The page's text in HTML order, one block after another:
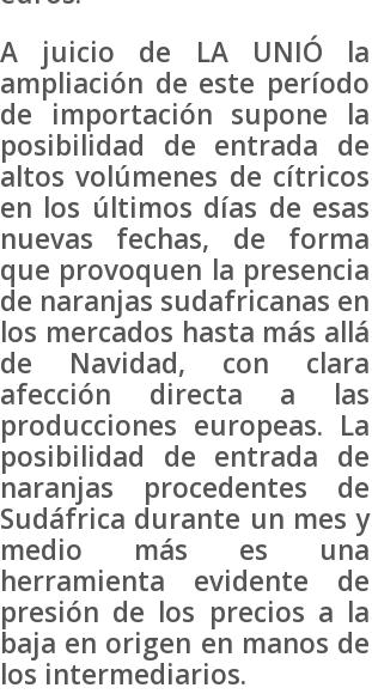
A juicio de LA UNIÓ la
ampliación de este período
de importación supone la
posibilidad de entrada de
altos volúmenes de cítricos
en los últimos días de esas
nuevas fechas, de forma
que provoquen la presencia
de naranjas sudafricanas en
los mercados hasta más allá
de Navidad, con clara
afección directa a las
producciones europeas. La
posibilidad de entrada de
naranjas procedentes de
Sudáfrica durante un mes y
medio más es una
herramienta evidente de
presión de los precios a la
baja en origen en manos de
los intermediarios.